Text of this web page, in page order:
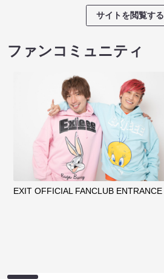
サイトを閲覧する
ファンコミュニティ
EXIT OFFICIAL FANCLUB ENTRANCE